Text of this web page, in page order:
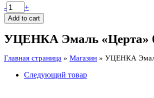
УЦЕНКА
Эмаль
"Церта"
quantity
- +
Add to cart
УЦЕНКА Эмаль «Церта»
Главная страница » Магазин » УЦЕНКА
Следующий товар